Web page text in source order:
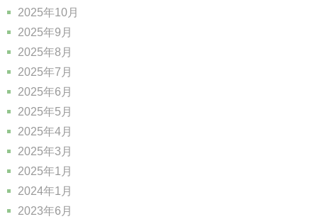
2025年10月
2025年9月
2025年8月
2025年7月
2025年6月
2025年5月
2025年4月
2025年3月
2025年1月
2024年1月
2023年6月